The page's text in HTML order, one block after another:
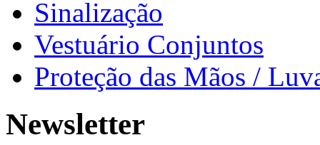
Sinalização
Vestuário Conjuntos
Proteção das Mãos /
Newsletter